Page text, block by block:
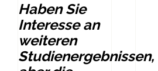
Haben Sie
Interesse an
weiteren
Studienergebnissen,